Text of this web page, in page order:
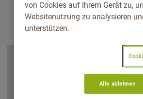
von Cookies auf Ihrem Gerät zu,
Websitenutzung zu analysieren
unterstützen.
Alle ablehnen